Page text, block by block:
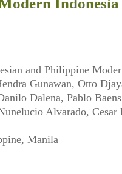
and Philippine
Gunawan, Otto
Dalena, Pablo
Alvarado, Cesar
Manila